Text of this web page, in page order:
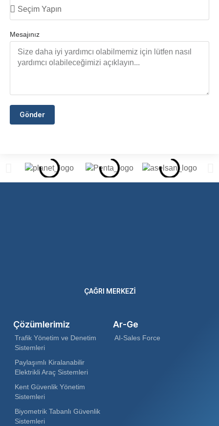
Mesajınız
Gönder
Çözümlerimiz Ar-Ge
Trafik Yönetim ve Denetim
Sistemleri
Paylaşımlı Kiralanabilir
Elektrikli Araç Sistemleri
Kent Güvenlik Yönetim
Sistemleri
Biyometrik Tabanlı Güvenlik
Sistemleri
AI-Sales Force
ÇAĞRI MERKEZİ